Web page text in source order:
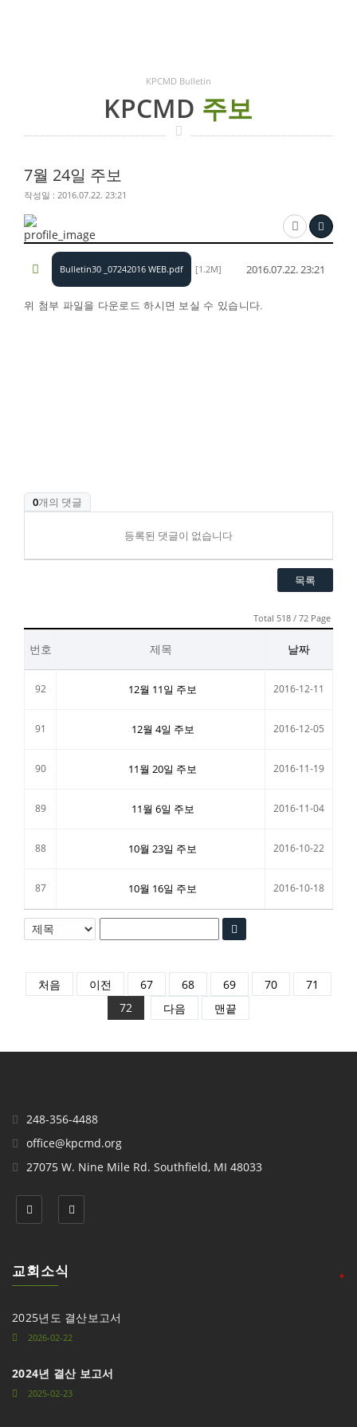
KPCMD Bulletin
KPCMD 주보
7월 24일 주보
작성일 : 2016.07.22. 23:21
Bulletin30 _07242016 WEB.pdf [1.2M] 2016.07.22. 23:21
위 첨부 파일을 다운로드 하시면 보실 수 있습니다​​.​​
0개의 댓글
등록된 댓글이 없습니다
목록
Total 518 / 72 Page
번호 제목 날짜
92 12월 11일 주보 2016-12-11
91 12월 4일 주보 2016-12-05
90 11월 20일 주보 2016-11-19
89 11월 6일 주보 2016-11-04
88 10월 23일 주보 2016-10-22
87 10월 16일 주보 2016-10-18
처음 이전 67 68 69 70
71
72
다음 맨끝
248-356-4488
office@kpcmd.org
27075 W. Nine Mile Rd. Southfield, MI 48033
교회소식 +
2025년도 결산보고서
2026-02-22
2024년 결산 보고서
2025-02-23